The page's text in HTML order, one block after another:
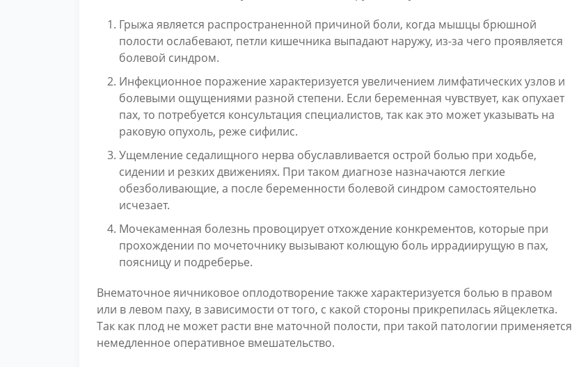
Грыжа является распространенной причиной боли, когда мышцы брюшной
полости ослабевают, петли кишечника выпадают наружу, из-за чего проявляется
болевой синдром.
Инфекционное поражение характеризуется увеличением лимфатических узлов и
болевыми ощущениями разной степени. Если беременная чувствует, как опухает
пах, то потребуется консультация специалистов, так как это может указывать на
раковую опухоль, реже сифилис.
Ущемление седалищного нерва обуславливается острой болью при ходьбе,
сидении и резких движениях. При таком диагнозе назначаются легкие
обезболивающие, а после беременности болевой синдром самостоятельно
исчезает.
Мочекаменная болезнь провоцирует отхождение конкрементов, которые при
прохождении по мочеточнику вызывают колющую боль иррадиирущую в пах,
поясницу и подреберье.
Внематочное яичниковое оплодотворение также характеризуется болью в правом
или в левом паху, в зависимости от того, с какой стороны прикрепилась яйцеклетка.
Так как плод не может расти вне маточной полости, при такой патологии применяется
немедленное оперативное вмешательство.